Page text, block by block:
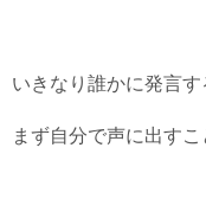
いきなり誰かに発言す
まず自分で声に出す